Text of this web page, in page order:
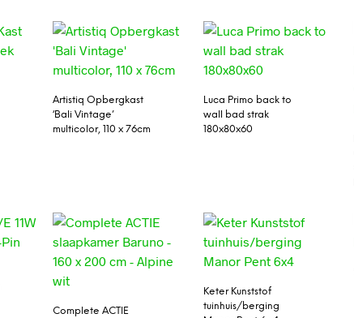
Artistiq Opbergkast
‘Bali Vintage’
multicolor, 110 x 76cm
Luca Primo back to
wall bad strak
180x80x60
Complete ACTIE
Keter Kunststof
tuinhuis/berging